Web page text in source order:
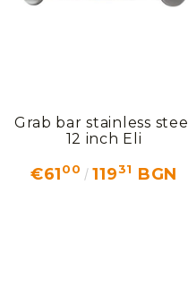
Grab bar stainless steel
12 inch Еli
€6100 11931 BGN